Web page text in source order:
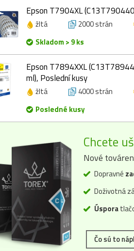
Epson T7904XL
žltá 2000 strán
Skladom > 9 ks
Epson T7894XXL
ml), Poslední kusy
žltá 4000 strán
Posledné kusy
Chcete
Nové
Dopravné
Doživotná
Úspora
Čo sú to